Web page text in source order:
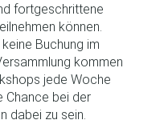
fortgeschrittene
können.
Buchung im
kommen
jede Woche
Chance bei der
dabei zu sein.